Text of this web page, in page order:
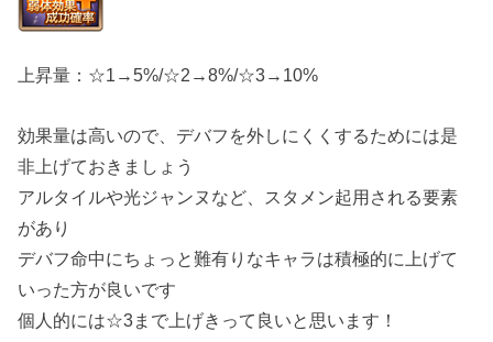
上昇量：☆1→5%/☆2→8%/☆3→10%
効果量は高いので、デバフを外しにくくするためには是
非上げておきましょう
アルタイルや光ジャンヌなど、スタメン起用される要素
があり
デバフ命中にちょっと難有りなキャラは積極的に上げて
いった方が良いです
個人的には☆3まで上げきって良いと思います！